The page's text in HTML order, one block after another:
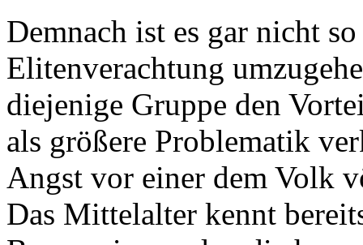
Demnach ist es gar nicht
Elitenverachtung
diejenige Gruppe den
als größere Problematik
Angst vor einer dem Volk
Das Mittelalter kennt